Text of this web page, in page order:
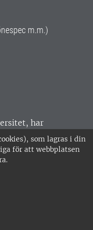
som lagras i din
för att webbplatsen
m.m.)
har
Huvudorter är
är
•
2817 •
av